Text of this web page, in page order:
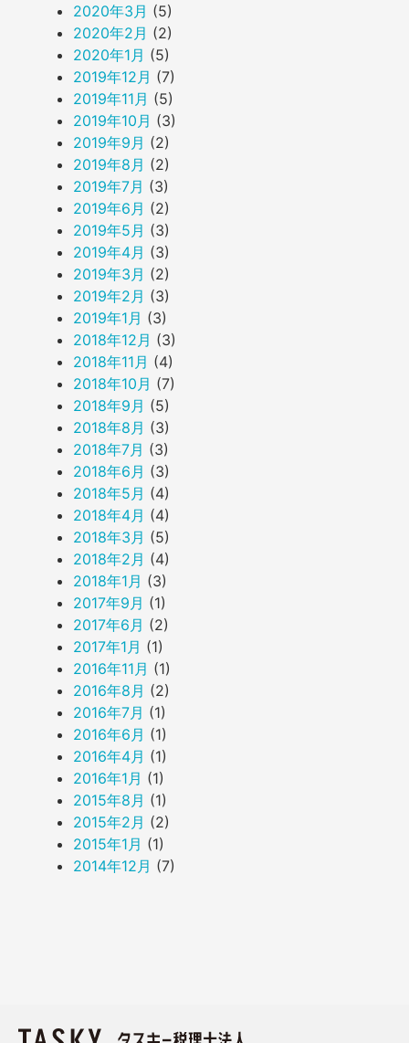
2020年3月 (5)
2020年2月 (2)
2020年1月 (5)
2019年12月 (7)
2019年11月 (5)
2019年10月 (3)
2019年9月 (2)
2019年8月 (2)
2019年7月 (3)
2019年6月 (2)
2019年5月 (3)
2019年4月 (3)
2019年3月 (2)
2019年2月 (3)
2019年1月 (3)
2018年12月 (3)
2018年11月 (4)
2018年10月 (7)
2018年9月 (5)
2018年8月 (3)
2018年7月 (3)
2018年6月 (3)
2018年5月 (4)
2018年4月 (4)
2018年3月 (5)
2018年2月 (4)
2018年1月 (3)
2017年9月 (1)
2017年6月 (2)
2017年1月 (1)
2016年11月 (1)
2016年8月 (2)
2016年7月 (1)
2016年6月 (1)
2016年4月 (1)
2016年1月 (1)
2015年8月 (1)
2015年2月 (2)
2015年1月 (1)
2014年12月 (7)